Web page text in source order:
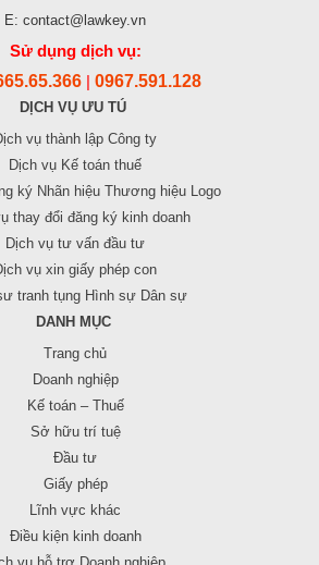
E: contact@lawkey.vn
Sử dụng dịch vụ:
0967.591.128
DỊCH VỤ ƯU TÚ
vụ thành lập Công ty
Dịch vụ Kế toán thuế
ký Nhãn hiệu Thương hiệu Logo
thay đổi đăng ký kinh doanh
Dịch vụ tư vấn đầu tư
vụ xin giấy phép con
tranh tụng Hình sự Dân sự
DANH MỤC
Trang chủ
Doanh nghiệp
Kế toán – Thuế
Sở hữu trí tuệ
Đầu tư
Giấy phép
Lĩnh vực khác
Điều kiện kinh doanh